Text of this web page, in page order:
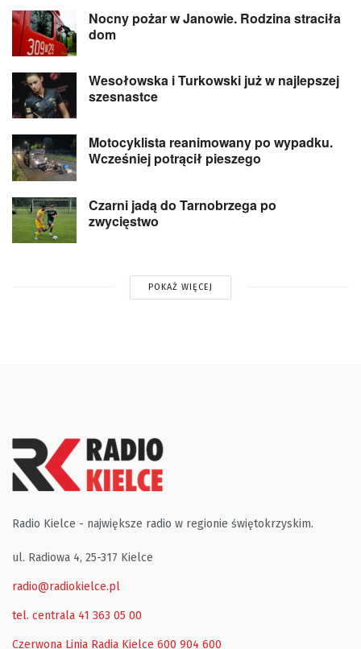
Nocny pożar w Janowie. Rodzina straciła
dom
Wesołowska i Turkowski już w najlepszej
szesnastce
Motocyklista reanimowany po wypadku.
Wcześniej potrącił pieszego
Czarni jadą do Tarnobrzega po
zwycięstwo
POKAŻ WIĘCEJ
Radio Kielce - największe radio w regionie świętokrzyskim.
ul. Radiowa 4, 25-317 Kielce
radio@radiokielce.pl
tel. centrala 41 363 05 00
Czerwona Linia Radia Kielce 600 904 600